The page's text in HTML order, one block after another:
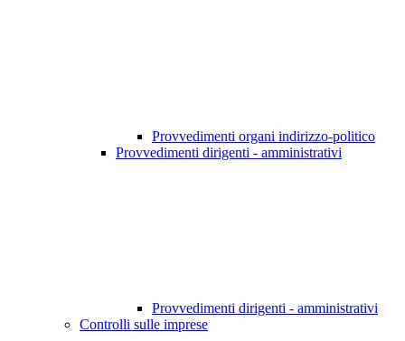
Provvedimenti organi indirizzo-politico
Provvedimenti dirigenti - amministrativi
Provvedimenti dirigenti - amministrativi
Controlli sulle imprese